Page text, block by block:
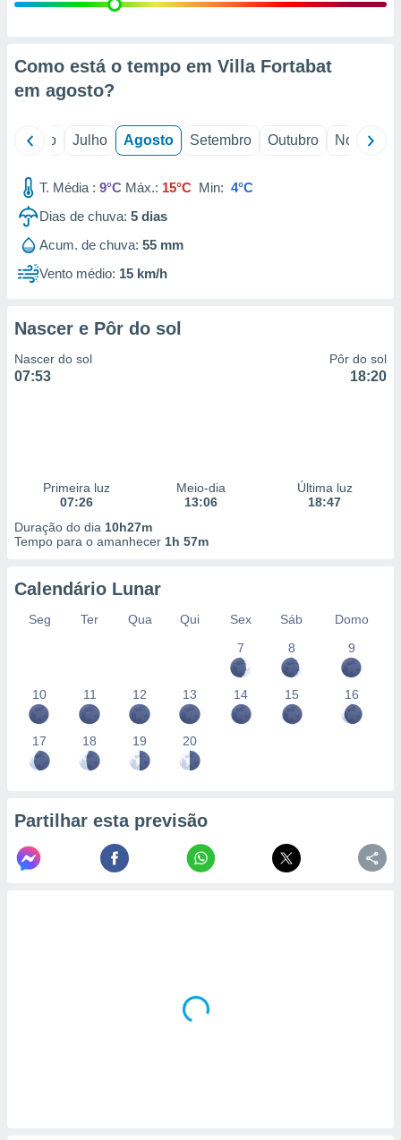
estudos
1199
Como está o tempo em Villa Fortabat
em agosto?
Junho Julho Agosto Setembro Outubro Novembro
T. Média : 9°C Máx.: 15°C Min: 4°C
Dias de chuva: 5 dias
Acum. de chuva: 55 mm
Vento médio: 15 km/h
Nascer e Pôr do sol
Nascer do sol
07:53
Pôr do sol
18:20
Primeira luz
07:26
Meio-dia
13:06
Última luz
18:47
Duração do dia 10h27m
Tempo para o amanhecer 1h 57m
Calendário Lunar
Seg Ter Qua Qui Sex Sáb
Domo
7
8 9
10 11 12 13 14 15 16
17 18 19 20
Partilhar esta previsão